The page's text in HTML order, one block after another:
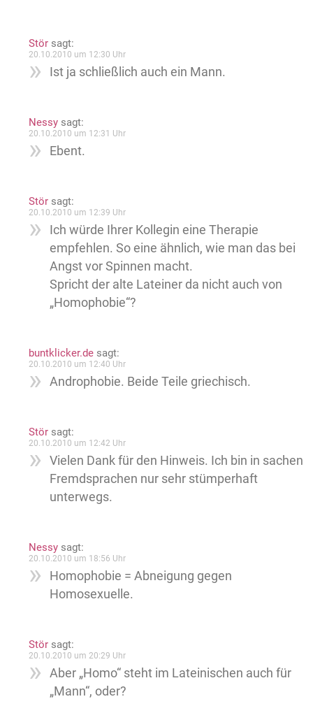
Stör sagt:
20.10.2010 um 12:30 Uhr
Ist ja schließlich auch ein Mann.
Nessy sagt:
20.10.2010 um 12:31 Uhr
Ebent.
Stör sagt:
20.10.2010 um 12:39 Uhr
Ich würde Ihrer Kollegin eine Therapie
empfehlen. So eine ähnlich, wie man das bei
Angst vor Spinnen macht.
Spricht der alte Lateiner da nicht auch von
„Homophobie“?
buntklicker.de sagt:
20.10.2010 um 12:40 Uhr
Androphobie. Beide Teile griechisch.
Stör sagt:
20.10.2010 um 12:42 Uhr
Vielen Dank für den Hinweis. Ich bin in sachen
Fremdsprachen nur sehr stümperhaft
unterwegs.
Nessy sagt:
20.10.2010 um 18:56 Uhr
Homophobie = Abneigung gegen
Homosexuelle.
Stör sagt:
20.10.2010 um 20:29 Uhr
Aber „Homo“ steht im Lateinischen auch für
„Mann“, oder?